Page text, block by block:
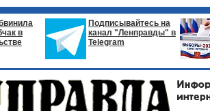
в
Подписывайтесь на
канал "Ленправды" в
Telegram